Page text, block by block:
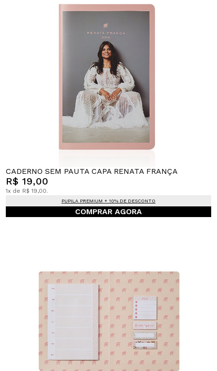
CADERNO SEM PAUTA CAPA RENATA FRANÇA
R$ 19,00
1x de R$ 19,00.
PUPILA PREMIUM + 10% DE DESCONTO
COMPRAR AGORA